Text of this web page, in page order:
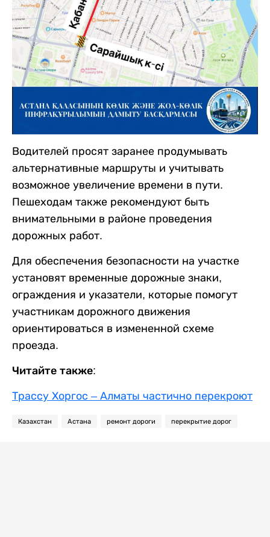
Водителей просят заранее продумывать
альтернативные маршруты и учитывать
возможное увеличение времени в пути.
Пешеходам также рекомендуют быть
внимательными в районе проведения
дорожных работ.
Для обеспечения безопасности на участке
установят временные дорожные знаки,
ограждения и указатели, которые помогут
участникам дорожного движения
ориентироваться в измененной схеме
проезда.
Читайте также:
Трассу Хоргос – Алматы частично перекроют
Казахстан Астана ремонт дороги перекрытие дорог